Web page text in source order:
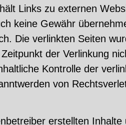
Links zu externen
keine Gewähr
Die verlinkten Seiten
der Verlinkung
Kontrolle der
von
erstellten